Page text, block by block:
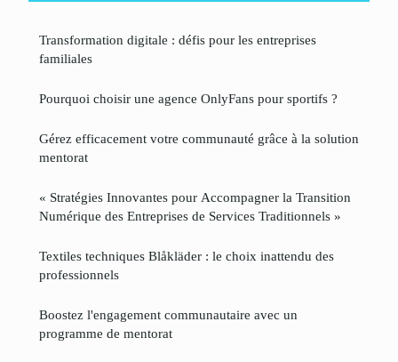
Transformation digitale : défis pour les entreprises
familiales
Pourquoi choisir une agence OnlyFans pour sportifs ?
Gérez efficacement votre communauté grâce à la solution
mentorat
« Stratégies Innovantes pour Accompagner la Transition
Numérique des Entreprises de Services Traditionnels »
Textiles techniques Blåkläder : le choix inattendu des
professionnels
Boostez l'engagement communautaire avec un
programme de mentorat